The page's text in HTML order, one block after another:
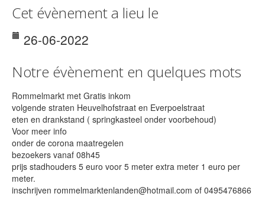
Cet évènement a lieu le
26-06-2022
Notre évènement en quelques mots
Rommelmarkt met Gratis inkom
volgende straten Heuvelhofstraat en Everpoelstraat
eten en drankstand ( springkasteel onder voorbehoud)
Voor meer info
onder de corona maatregelen
bezoekers vanaf 08h45
prijs stadhouders 5 euro voor 5 meter extra meter 1 euro per
meter.
inschrijven rommelmarktenlanden@hotmail.com of 0495476866